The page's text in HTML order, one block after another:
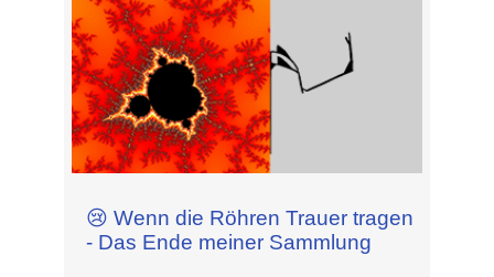
😢 Wenn die Röhren Trauer tragen
- Das Ende meiner Sammlung